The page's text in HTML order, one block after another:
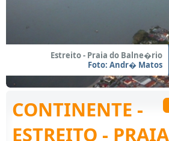
Estreito - Praia do Balne�rio
Foto: Andr� Matos
CONTINENTE -
ESTREITO -